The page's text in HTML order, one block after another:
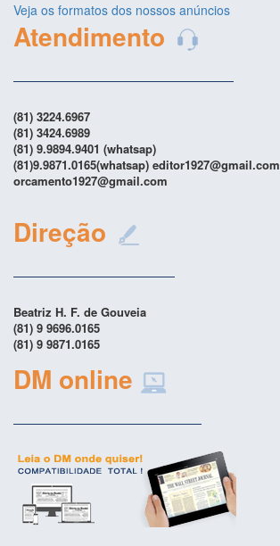
Veja os formatos dos nossos anúncios
Atendimento
(81) 3224.6967
(81) 3424.6989
(81) 9.9894.9401 (whatsap)
(81)9.9871.0165(whatsap) editor1927@gmail.com
orcamento1927@gmail.com
Direção
Beatriz H. F. de Gouveia
(81) 9 9696.0165
(81) 9 9871.0165
DM online